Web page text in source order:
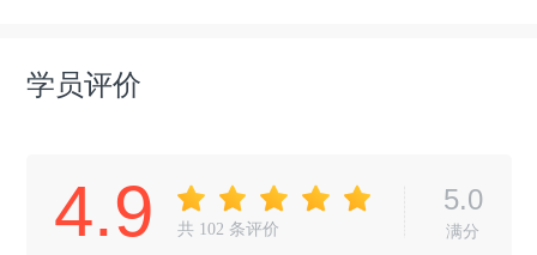
学员评价
4.9 共 102 条评价
5.0
满分